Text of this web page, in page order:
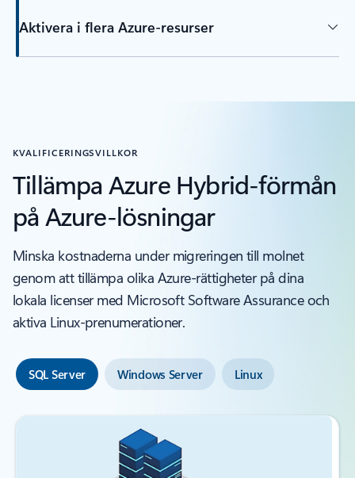
Aktivera i flera Azure-resurser
KVALIFICERINGSVILLKOR
Tillämpa Azure Hybrid-förmån
på Azure-lösningar
Minska kostnaderna under migreringen till molnet
genom att tillämpa olika Azure-rättigheter på dina
lokala licenser med Microsoft Software Assurance och
aktiva Linux-prenumerationer.
SQL Server Windows Server Linux